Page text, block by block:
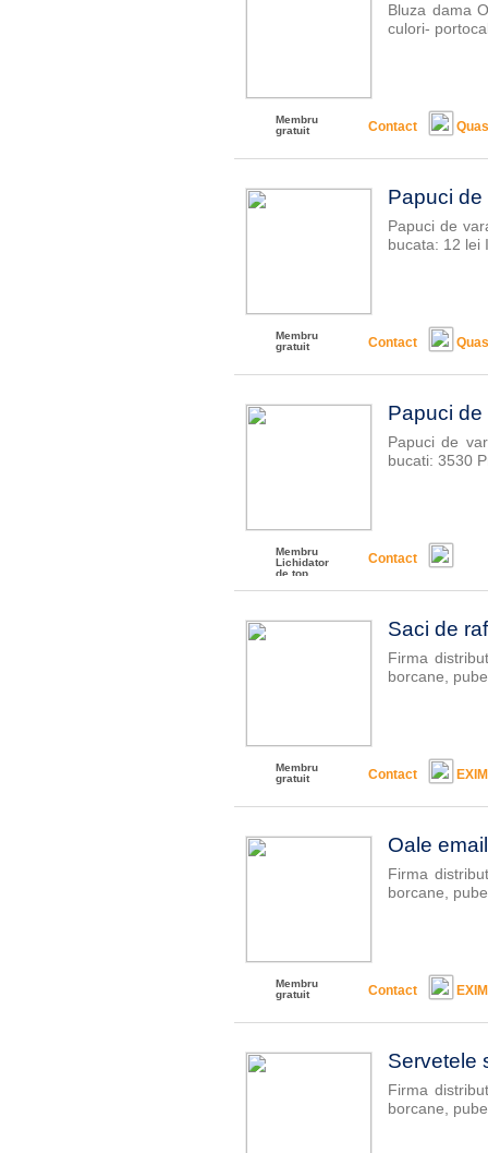
Bluza dama
culori-
Membru
gratuit
Contact
Papuci
Papuci de
bucata: 12 lei
Membru
gratuit
Contact
Papuci de
Papuci de
bucati: 3530
Membru
Lichidator
de top
Contact
Saci de
Firma
borcane,
Membru
gratuit
Contact
Oale
Firma
borcane,
Membru
gratuit
Contact
Servetele
Firma
borcane,